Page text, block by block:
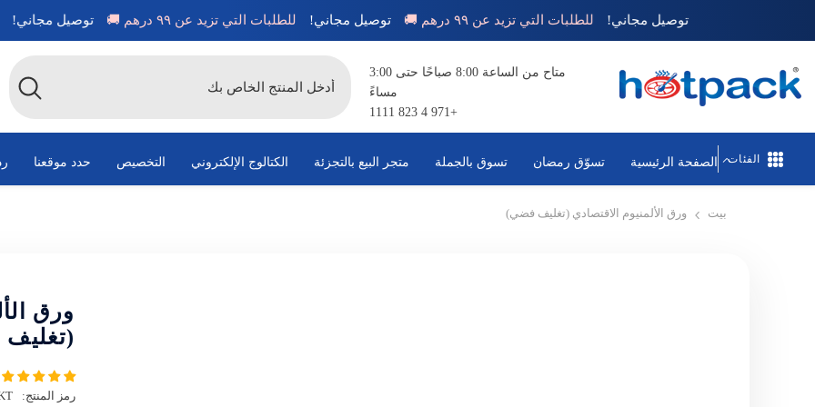
توصيل مجاني! للطلبات التي تزيد عن ٩٩ درهم 🚚 توصيل مجاني! للطلبات التي تزيد عن ٩٩ درهم 🚚 توصيل
متاح من الساعة 8:00 صباحًا حتى 3:00
مساءً
+971 4 823 1111
الفئات الصفحة الرئيسية تسوّق رمضان تسوق بالجملة متجر البيع بالتجزئة الكتالوج الإلكتروني التخصيص حدد موقعنا
بيت ورق الألمنيوم الاقتصادي (تغليف فضي)
ورق
رمز المنتج: